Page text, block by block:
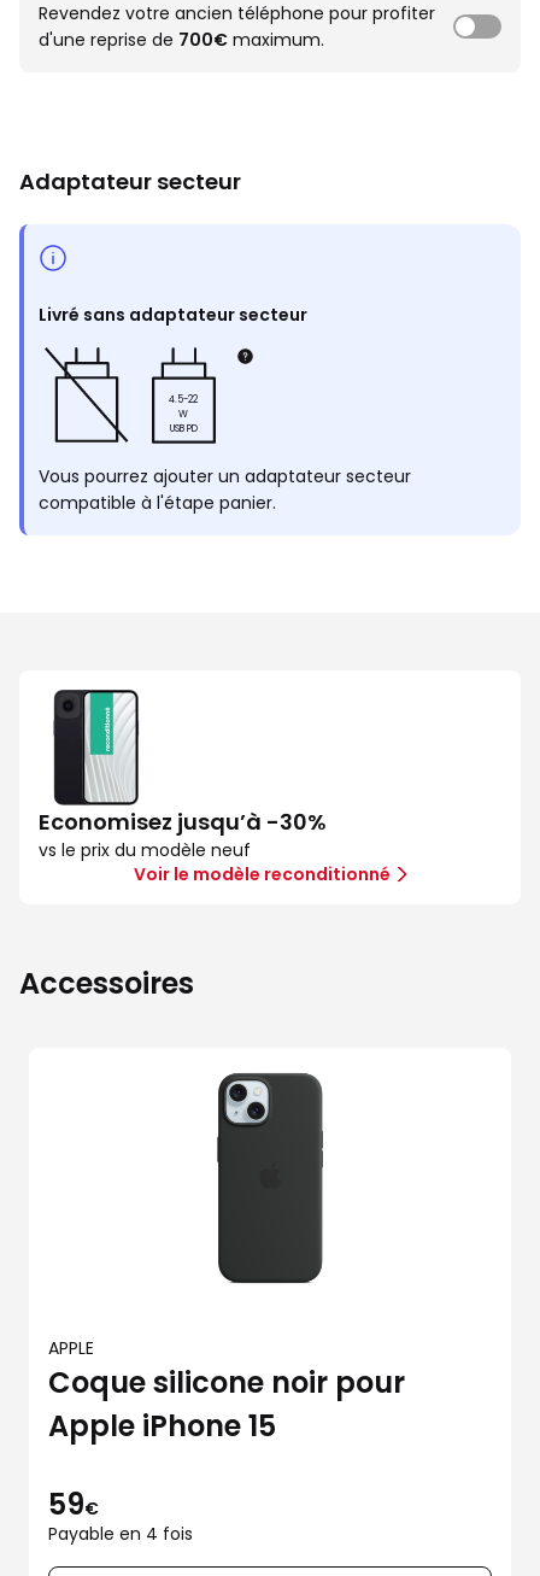
Revendez votre ancien téléphone pour profiter
d'une reprise de 700€ maximum.
Adaptateur secteur
Livré sans adaptateur secteur
4.5-22
W
USB PD
Vous pourrez ajouter un adaptateur secteur
compatible à l'étape panier.
Economisez jusqu’à -30%
vs le prix du modèle neuf
Voir le modèle reconditionné
Accessoires
APPLE
Coque silicone noir pour
Apple iPhone 15
59€
Payable en 4 fois